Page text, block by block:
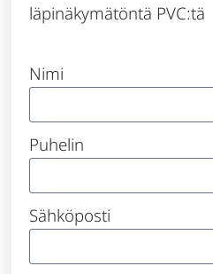
läpinäkymätöntä PVC:tä
Nimi
Puhelin
Sähköposti